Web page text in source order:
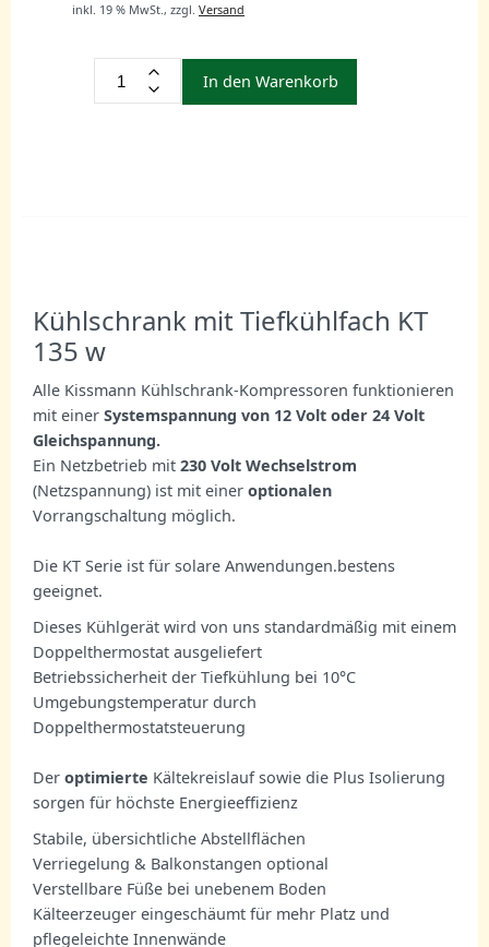
inkl. 19 % MwSt., zzgl. Versand
In den Warenkorb
Kühlschrank mit Tiefkühlfach KT
135 w
Alle Kissmann Kühlschrank-Kompressoren funktionieren
mit einer Systemspannung von 12 Volt oder 24 Volt
Gleichspannung.
Ein Netzbetrieb mit 230 Volt Wechselstrom
(Netzspannung) ist mit einer optionalen
Vorrangschaltung möglich.
Die KT Serie ist für solare Anwendungen.bestens
geeignet.
Dieses Kühlgerät wird von uns standardmäßig mit einem
Doppelthermostat ausgeliefert
Betriebssicherheit der Tiefkühlung bei 10°C
Umgebungstemperatur durch
Doppelthermostatsteuerung
Der optimierte Kältekreislauf sowie die Plus Isolierung
sorgen für höchste Energieeffizienz
Stabile, übersichtliche Abstellflächen
Verriegelung & Balkonstangen optional
Verstellbare Füße bei unebenem Boden
Kälteerzeuger eingeschäumt für mehr Platz und
pflegeleichte Innenwände